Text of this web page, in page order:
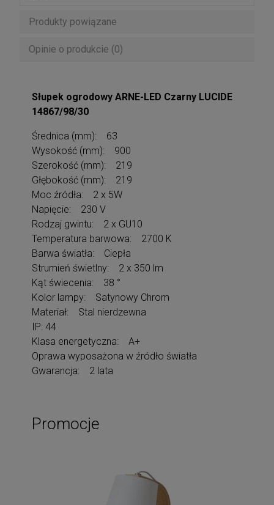
Produkty powiązane
Opinie o produkcie (0)
Słupek ogrodowy ARNE-LED Czarny LUCIDE
14867/98/30
Średnica (mm): 63
Wysokość (mm): 900
Szerokość (mm): 219
Głębokość (mm): 219
Moc źródła: 2 x 5W
Napięcie: 230 V
Rodzaj gwintu: 2 x GU10
Temperatura barwowa: 2700 K
Barwa światła: Ciepła
Strumień świetlny: 2 x 350 lm
Kąt świecenia: 38 °
Kolor lampy: Satynowy Chrom
Materiał: Stal nierdzewna
IP: 44
Klasa energetyczna: A+
Oprawa wyposażona w źródło światła
Gwarancja: 2 lata
Promocje